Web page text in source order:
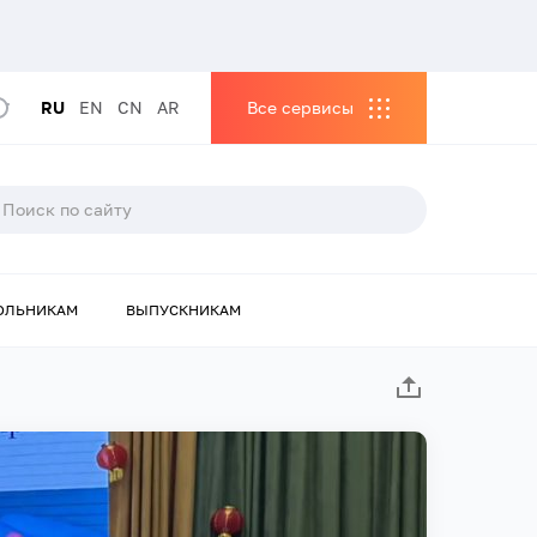
RU EN CN AR Все сервисы
ВЫПУСКНИКАМ